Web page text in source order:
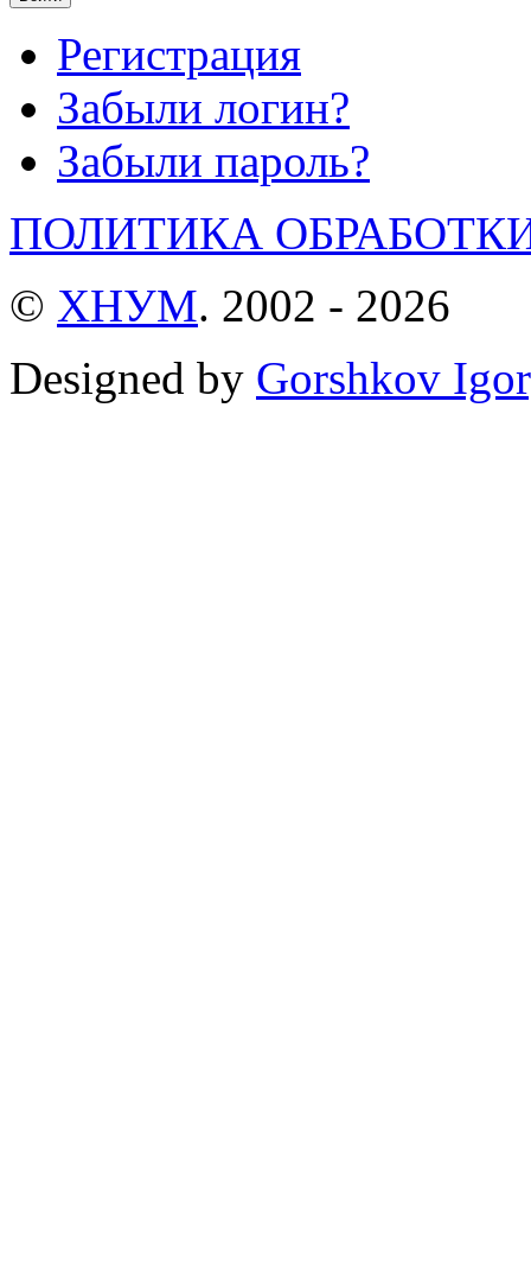
Регистрация
Забыли логин?
Забыли пароль?
ПОЛИТИКА
© ХНУМ. 2002 - 2026
Designed by Gorshkov Igor